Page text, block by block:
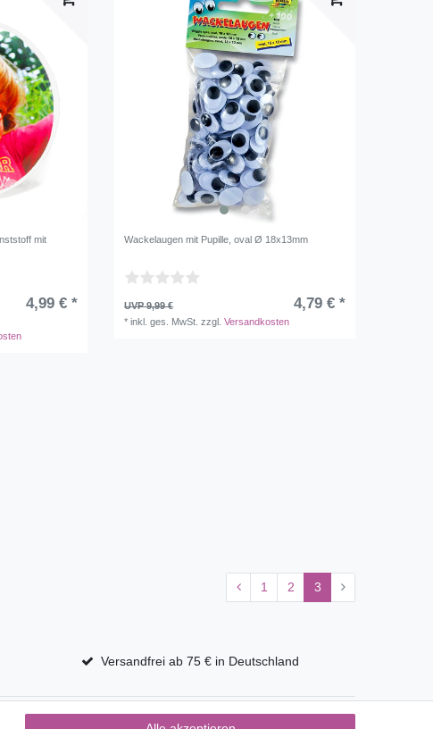
mit
4,99 € *
Wackelaugen mit Pupille, oval Ø 18x13mm
UVP 9,99 € 4,79 € *
*inkl. ges. MwSt. zzgl.Versandkosten
1 2 3
Versandfrei ab 75 € in Deutschland